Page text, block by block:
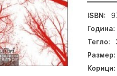
ISBN:
Година:
Тегло:
Размер:
Корици: